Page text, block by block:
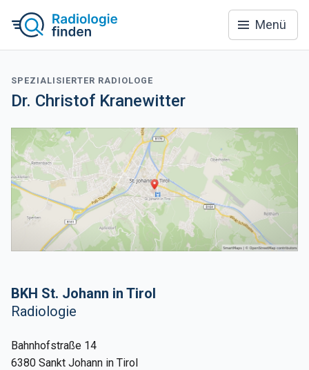
Menü
SPEZIALISIERTER RADIOLOGE
Dr. Christof Kranewitter
BKH St. Johann in Tirol
Radiologie
Bahnhofstraße 14
6380 Sankt Johann in Tirol